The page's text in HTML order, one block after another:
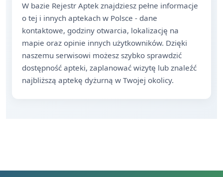
W bazie Rejestr Aptek znajdziesz pełne informacje
o tej i innych aptekach w Polsce - dane
kontaktowe, godziny otwarcia, lokalizację na
mapie oraz opinie innych użytkowników. Dzięki
naszemu serwisowi możesz szybko sprawdzić
dostępność apteki, zaplanować wizytę lub znaleźć
najbliższą aptekę dyżurną w Twojej okolicy.